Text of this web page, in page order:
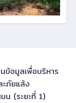
ข้อมูลเพื่อบริหาร
ภัยแล้ง
น (ระยะที่ 1)